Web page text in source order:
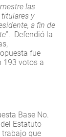
las
y
a fin de
”. Defendió la
fue
193 votos a
Base No.
Estatuto
trabajo que